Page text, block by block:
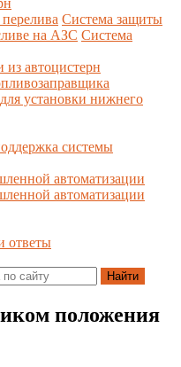
Система защиты
на АЗС Система
автоцистерн
установки нижнего
системы
автоматизации
автоматизации
ответы
положения